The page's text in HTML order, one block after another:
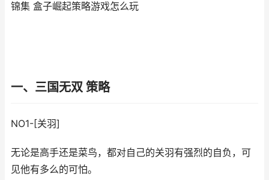
锦集 盒子崛起策略游戏怎么玩
一、三国无双 策略
NO1-[关羽]
无论是高手还是菜鸟，都对自己的关羽有强烈的自负，可
见他有多么的可怕。